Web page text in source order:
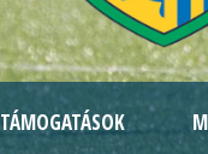
TÁMOGATÁSOK